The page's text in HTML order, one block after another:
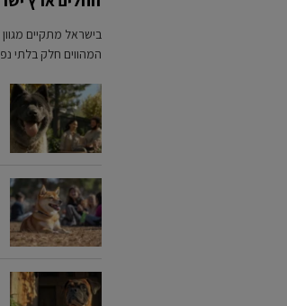
בישראל מתקיים
המהווים חלק בלתי